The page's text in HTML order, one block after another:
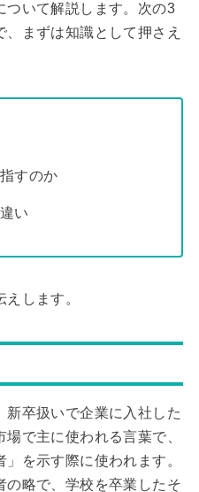
ついて解説します。次の3
まずは知識として押さえ
すのか
い
します。
卒扱いで企業に入社した
で主に使われる言葉で、
」を示す際に使われます。
の略で、学校を卒業したそ